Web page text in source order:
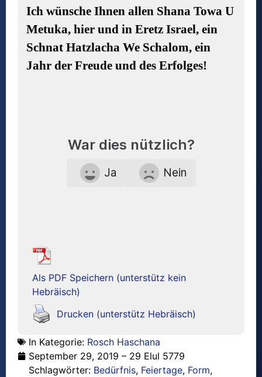
Ich wünsche Ihnen allen Shana Towa U
Metuka, hier und in Eretz Israel, ein
Schnat Hatzlacha We Schalom, ein
Jahr der Freude und des Erfolges!
War dies nützlich?
Ja Nein
Als PDF Speichern (unterstütz kein
Hebräisch)
Drucken (unterstütz Hebräisch)
In Kategorie: Rosch Haschana
September 29, 2019 – 29 Elul 5779
Schlagwörter: Bedürfnis, Feiertage, Form,